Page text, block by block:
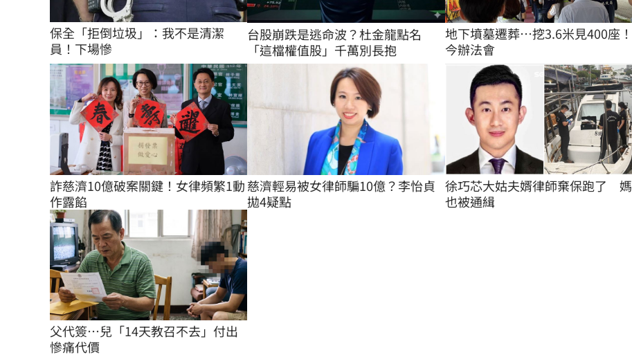
保全「拒倒垃圾」：我不是清潔
員！下場慘
台股崩跌是逃命波？杜金龍點名
「這檔權值股」千萬別長抱
地下墳墓遷葬…挖3.6米見400座！
今辦法會
詐慈濟10億破案關鍵！女律頻繁1動
作露餡
慈濟輕易被女律師騙10億？李怡貞
拋4疑點
徐巧芯大姑夫婿律師棄保跑了　媽
也被通緝
父代簽…兒「14天教召不去」付出
慘痛代價